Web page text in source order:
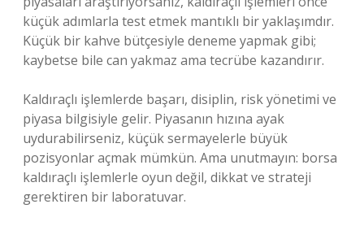
küçük adımlarla test etmek mantıklı bir yaklaşımdır.
Küçük bir kahve bütçesiyle deneme yapmak gibi;
kaybetse bile can yakmaz ama tecrübe kazandırır.
Kaldıraçlı işlemlerde başarı, disiplin, risk yönetimi ve
piyasa bilgisiyle gelir. Piyasanın hızına ayak
uydurabilirseniz, küçük sermayelerle büyük
pozisyonlar açmak mümkün. Ama unutmayın: borsa
kaldıraçlı işlemlerle oyun değil, dikkat ve strateji
gerektiren bir laboratuvar.